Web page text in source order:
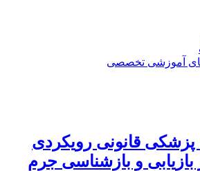
آموزشی تخصصی
قانونی رویکردی
و بازشناسی جرم